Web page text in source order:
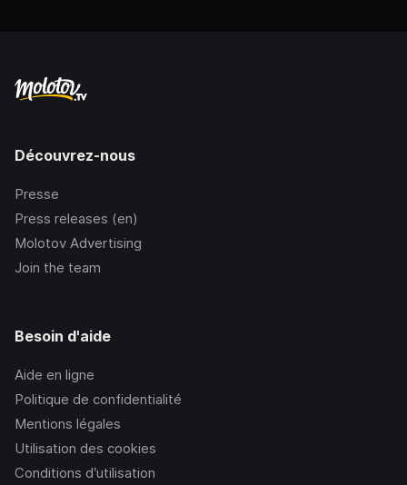
Découvrez-nous
Presse
Press releases (en)
Molotov Advertising
Join the team
Besoin d'aide
Aide en ligne
Politique de confidentialité
Mentions légales
Utilisation des cookies
Conditions d’utilisation